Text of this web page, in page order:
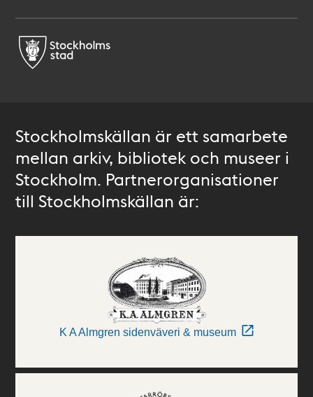
Stockholmskällan är ett samarbete
mellan arkiv, bibliotek och museer i
Stockholm. Partnerorganisationer
till Stockholmskällan är:
K A Almgren sidenväveri & museum